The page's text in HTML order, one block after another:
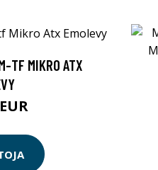
TF MIKRO ATX